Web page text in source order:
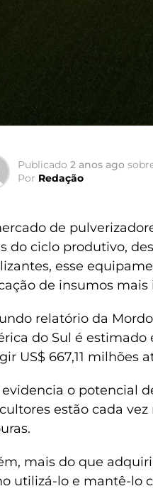
Publicado 2 anos ago
Por Redação
de
do ciclo produtivo,
esse
de insumos
relatório da
do Sul é estimado
US$ 667,11 milhões
evidencia o potencial
estão cada
mais do que
utilizá-lo e mantê-lo